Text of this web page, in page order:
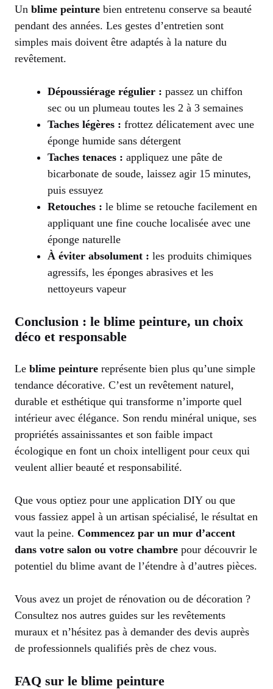
Un blime peinture bien entretenu conserve sa beauté
pendant des années. Les gestes d’entretien sont
simples mais doivent être adaptés à la nature du
revêtement.
Dépoussiérage régulier : passez un chiffon
sec ou un plumeau toutes les 2 à 3 semaines
Taches légères : frottez délicatement avec une
éponge humide sans détergent
Taches tenaces : appliquez une pâte de
bicarbonate de soude, laissez agir 15 minutes,
puis essuyez
Retouches : le blime se retouche facilement en
appliquant une fine couche localisée avec une
éponge naturelle
À éviter absolument : les produits chimiques
agressifs, les éponges abrasives et les
nettoyeurs vapeur
Conclusion : le blime peinture, un choix
déco et responsable
Le blime peinture représente bien plus qu’une simple
tendance décorative. C’est un revêtement naturel,
durable et esthétique qui transforme n’importe quel
intérieur avec élégance. Son rendu minéral unique, ses
propriétés assainissantes et son faible impact
écologique en font un choix intelligent pour ceux qui
veulent allier beauté et responsabilité.
Que vous optiez pour une application DIY ou que
vous fassiez appel à un artisan spécialisé, le résultat en
vaut la peine. Commencez par un mur d’accent
dans votre salon ou votre chambre pour découvrir le
potentiel du blime avant de l’étendre à d’autres pièces.
Vous avez un projet de rénovation ou de décoration ?
Consultez nos autres guides sur les revêtements
muraux et n’hésitez pas à demander des devis auprès
de professionnels qualifiés près de chez vous.
FAQ sur le blime peinture